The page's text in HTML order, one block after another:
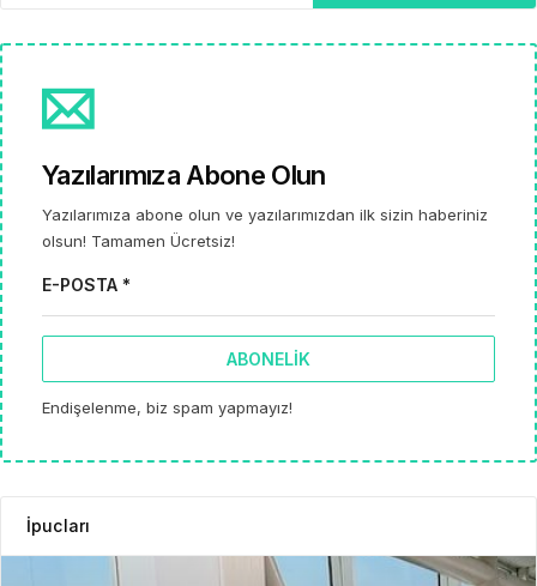
Yazılarımıza Abone Olun
Yazılarımıza abone olun ve yazılarımızdan ilk sizin haberiniz
olsun! Tamamen Ücretsiz!
E-POSTA *
ABONELIK
Endişelenme, biz spam yapmayız!
İpucları